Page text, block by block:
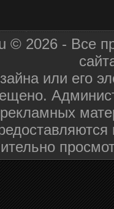
© 2026 - Все
или его